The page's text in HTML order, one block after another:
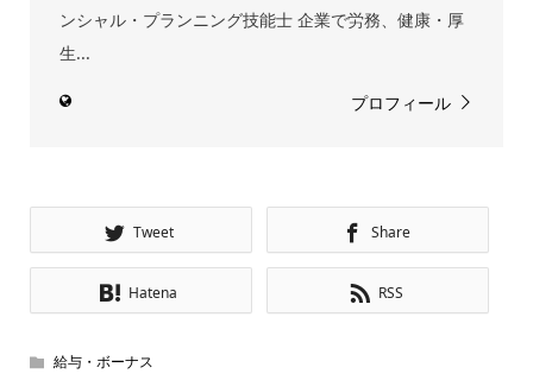
ンシャル・プランニング技能士 企業で労務、健康・厚
生...
プロフィール
Tweet Share
Hatena RSS
給与・ボーナス